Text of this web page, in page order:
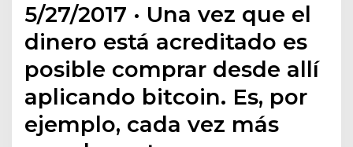
5/27/2017 · Una vez que el
dinero está acreditado es
posible comprar desde allí
aplicando bitcoin. Es, por
ejemplo, cada vez más